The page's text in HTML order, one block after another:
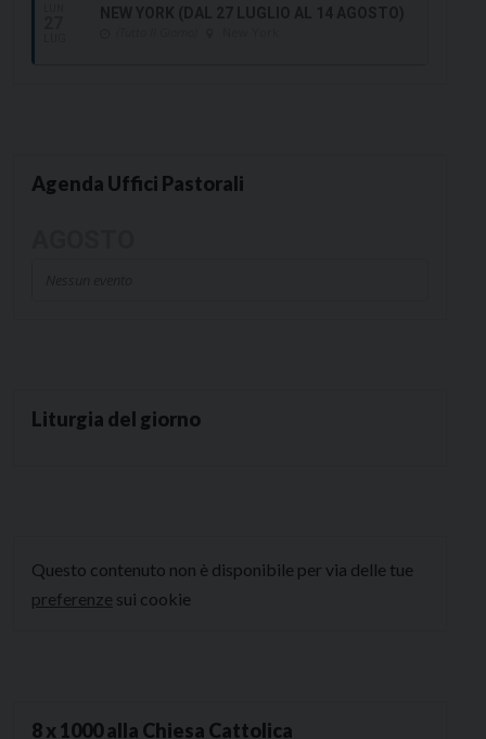
Agenda Uffici Pastorali
Liturgia del giorno
Questo contenuto non è disponibile per via delle tue
preferenze sui cookie
8 x 1000 alla Chiesa Cattolica